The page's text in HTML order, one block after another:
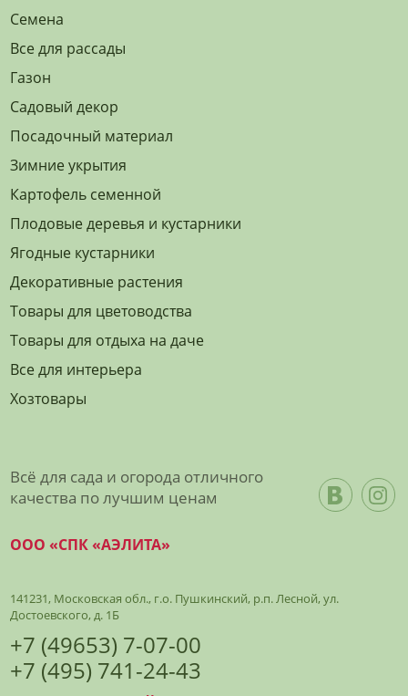
Семена
Все для рассады
Газон
Садовый декор
Посадочный материал
Зимние укрытия
Картофель семенной
Плодовые деревья и кустарники
Ягодные кустарники
Декоративные растения
Товары для цветоводства
Товары для отдыха на даче
Все для интерьера
Хозтовары
Всё для сада и огорода отличного
качества по лучшим ценам
ООО «СПК «АЭЛИТА»
141231, Московская обл., г.о. Пушкинский, р.п. Лесной, ул.
Достоевского, д. 1Б
+7 (49653) 7-07-00
+7 (495) 741-24-43